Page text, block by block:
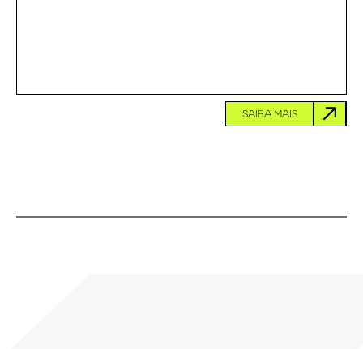
SAIBA MAIS